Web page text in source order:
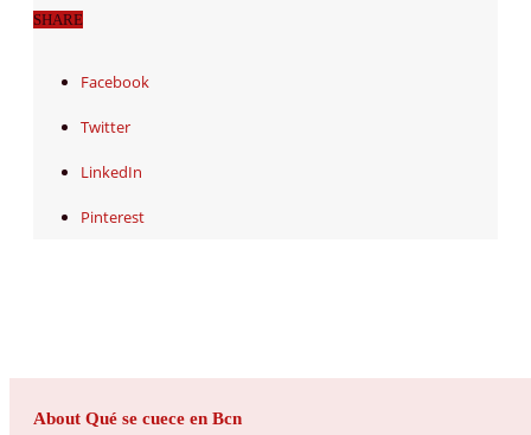
SHARE
Facebook
Twitter
LinkedIn
Pinterest
About Qué se cuece en Bcn